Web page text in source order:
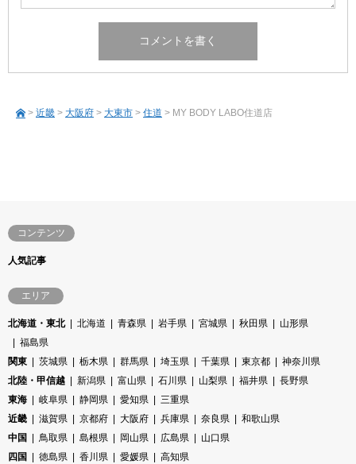
> 近畿 > 大阪府 > 大東市 > 住道 > MY BODY LABO住道店
コンテンツ
人気記事
エリア
北海道・東北 北海道 青森県 岩手県 宮城県 秋田県
山形県
福島県
関東
茨城県 栃木県 群馬県 埼玉県 千葉県 東京都
神奈川県
北陸・甲信越
新潟県 富山県 石川県 山梨県 福井県
長野県
東海
岐阜県 静岡県 愛知県
三重県
近畿
滋賀県 京都府 大阪府 兵庫県 奈良県
和歌山県
中国
鳥取県 島根県 岡山県 広島県
山口県
四国
徳島県 香川県 愛媛県 高知県